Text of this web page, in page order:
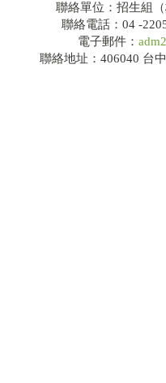
聯絡單位：招生組
聯絡電話：04 -
電子郵件：
聯絡地址：406040 台